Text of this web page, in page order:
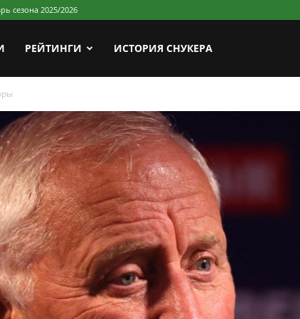
сезона 2025/2026
РЕЙТИНГИ ИСТОРИЯ СНУКЕРА